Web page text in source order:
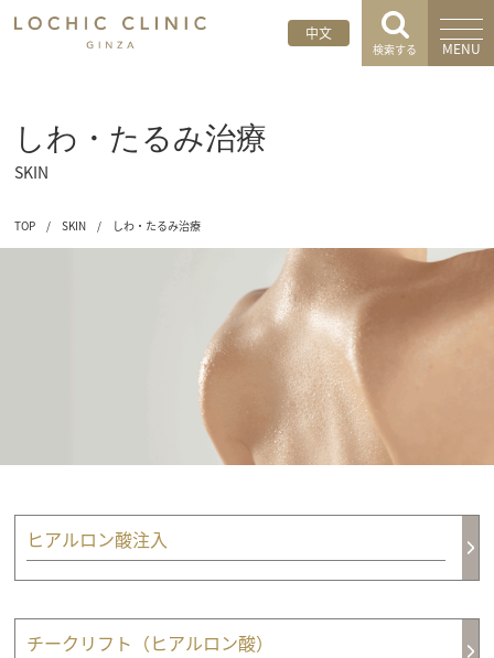
中文
検索する MENU
しわ・たるみ治療
SKIN
TOP / SKIN / しわ・たるみ治療
ヒアルロン酸注入
チークリフト（ヒアルロン酸）